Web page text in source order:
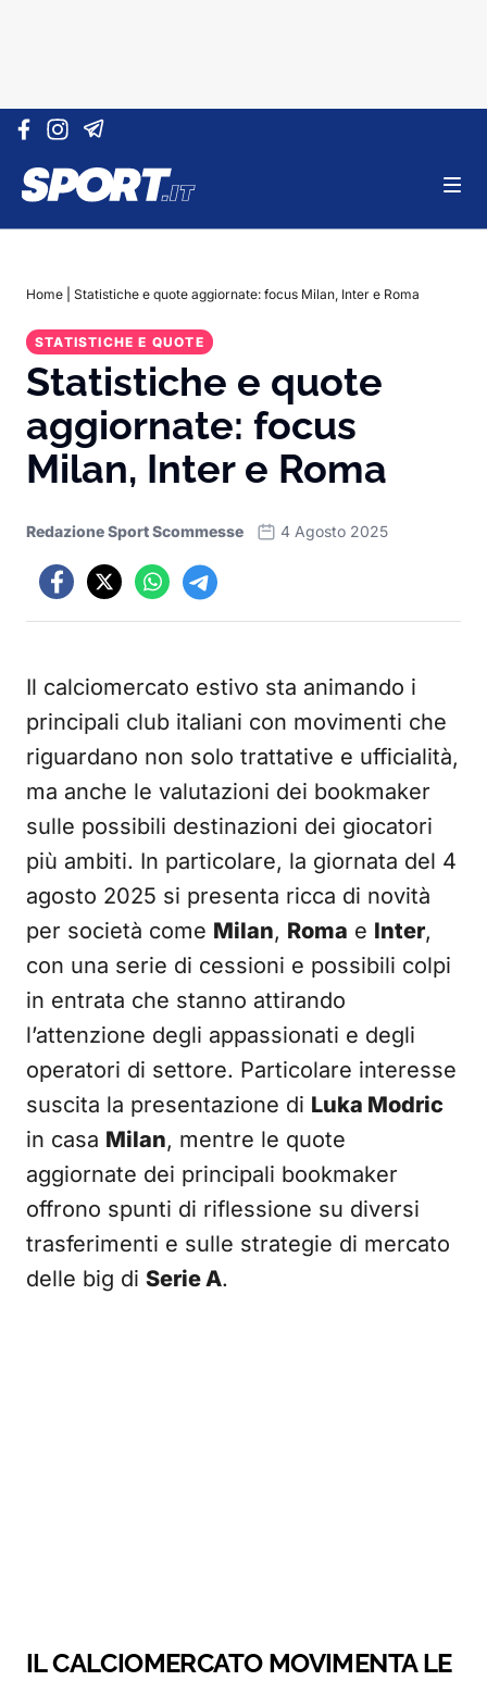
Vai al contenuto
Home Statistiche e quote aggiornate: focus Milan, Inter e Roma
STATISTICHE E QUOTE
Statistiche e quote
aggiornate: focus
Milan, Inter e Roma
Redazione Sport Scommesse 4 Agosto 2025
Il calciomercato estivo sta animando i
principali club italiani con movimenti che
riguardano non solo trattative e ufficialità,
ma anche le valutazioni dei bookmaker
sulle possibili destinazioni dei giocatori
più ambiti. In particolare, la giornata del 4
agosto 2025 si presenta ricca di novità
per società come Milan, Roma e Inter,
con una serie di cessioni e possibili colpi
in entrata che stanno attirando
l’attenzione degli appassionati e degli
operatori di settore. Particolare interesse
suscita la presentazione di Luka Modric
in casa Milan, mentre le quote
aggiornate dei principali bookmaker
offrono spunti di riflessione su diversi
trasferimenti e sulle strategie di mercato
delle big di Serie A.
IL CALCIOMERCATO MOVIMENTA LE